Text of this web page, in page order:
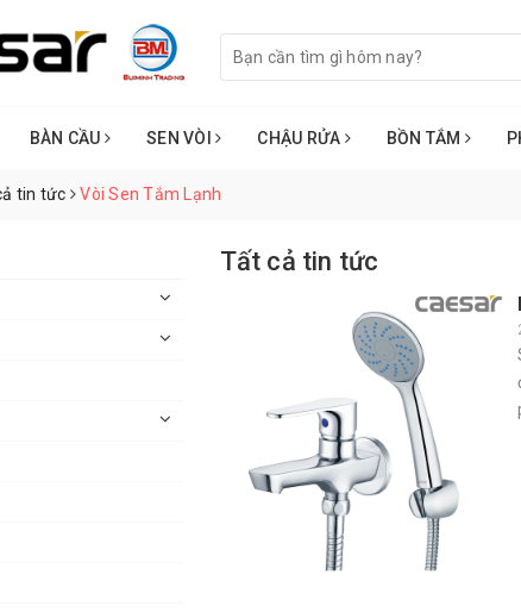
BÀN CẦU SEN VÒI CHẬU RỬA BỒN TẮM
tin tức Vòi Sen Tắm Lạnh
Tất cả tin tức